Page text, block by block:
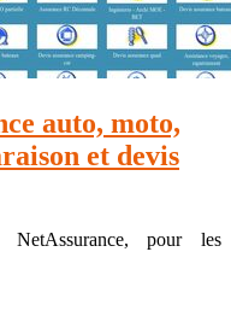
auto, moto,
et devis
pour les